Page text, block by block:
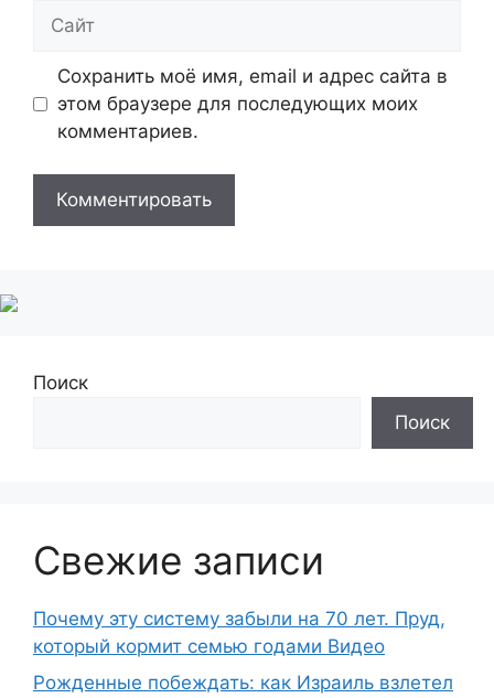
Сайт
Сохранить моё имя, email и адрес сайта в
этом браузере для последующих моих
комментариев.
Поиск
Поиск
Свежие записи
Почему эту систему забыли на 70 лет. Пруд,
который кормит семью годами Видео
Рожденные побеждать: как Израиль взлетел